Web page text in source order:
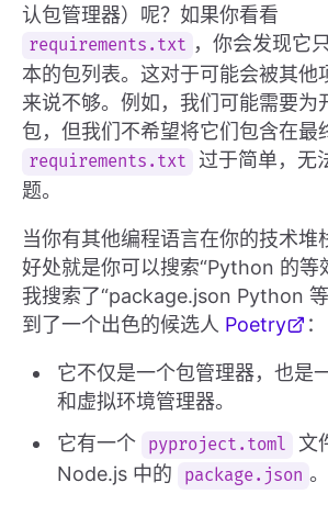
认包管理器）呢？如果你看看
requirements.txt ，你会发现它
本的包列表。这对于可能会被其他
来说不够。例如，我们可能需要为
包，但我们不希望将它们包含在最
requirements.txt
过于简单，无
题。
当你有其他编程语言在你的技术堆
好处就是你可以搜索“Python 的等
我搜索了“package.json Python
到了一个出色的候选人 Poetry ：
它不仅是一个包管理器，也是
和虚拟环境管理器。
它有一个
pyproject.toml
文
Node.js 中的
package.json 。